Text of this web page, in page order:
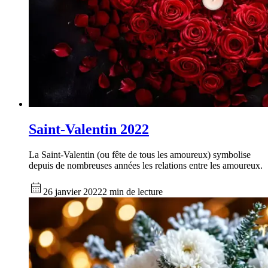
Saint-Valentin 2022
La Saint-Valentin (ou fête de tous les amoureux) symbolise
depuis de nombreuses années les relations entre les amoureux.
26 janvier 20222 min de lecture